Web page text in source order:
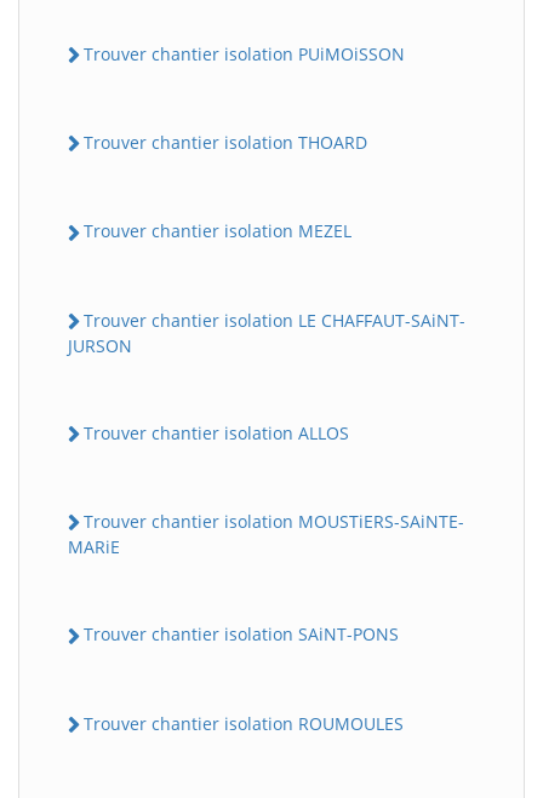
Trouver chantier isolation PUiMOiSSON
Trouver chantier isolation THOARD
Trouver chantier isolation MEZEL
Trouver chantier isolation LE CHAFFAUT-SAiNT-
JURSON
Trouver chantier isolation ALLOS
Trouver chantier isolation MOUSTiERS-SAiNTE-
MARiE
Trouver chantier isolation SAiNT-PONS
Trouver chantier isolation ROUMOULES